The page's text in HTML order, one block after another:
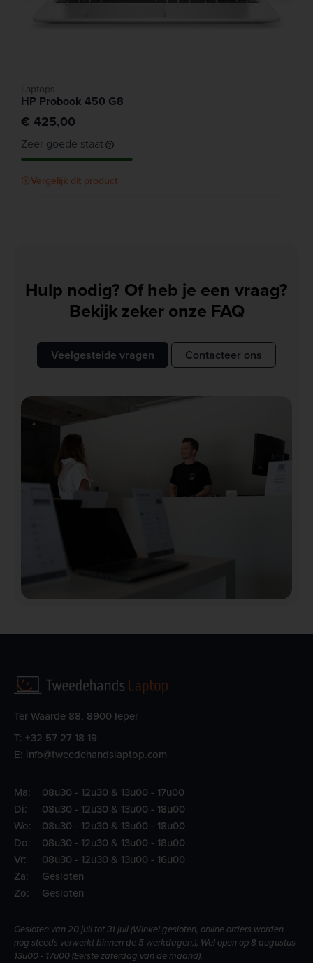
Laptops
HP Probook 450 G8
€ 425,00
Zeer goede staat
Vergelijk dit product
Hulp nodig? Of heb je een vraag?
Bekijk zeker onze FAQ
Veelgestelde vragen Contacteer ons
Ter Waarde 88, 8900 Ieper
T: +32 57 27 18 19
E: info@tweedehandslaptop.com
Ma:
08u30 - 12u30 & 13u00 - 17u00
Di:
08u30 - 12u30 & 13u00 - 18u00
Wo:
08u30 - 12u30 & 13u00 - 18u00
Do:
08u30 - 12u30 & 13u00 - 18u00
Vr:
08u30 - 12u30 & 13u00 - 16u00
Za:
Gesloten
Zo:
Gesloten
Gesloten van 20 juli tot 31 juli (Winkel gesloten, online orders worden
nog steeds verwerkt binnen de 5 werkdagen.), Wel open op 8 augustus
13u00 - 17u00 (Eerste zaterdag van de maand).